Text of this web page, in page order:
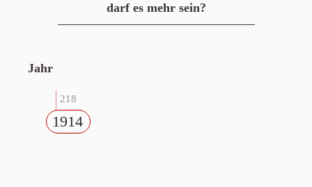
darf es mehr sein?
Jahr
218
1914